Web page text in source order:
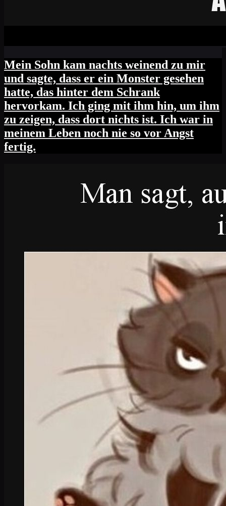
Mein Sohn kam nachts weinend zu mir
und sagte, dass er ein Monster gesehen
hatte, das hinter dem Schrank
hervorkam. Ich ging mit ihm hin, um ihm
zu zeigen, dass dort nichts ist. Ich war in
meinem Leben noch nie so vor Angst
fertig.